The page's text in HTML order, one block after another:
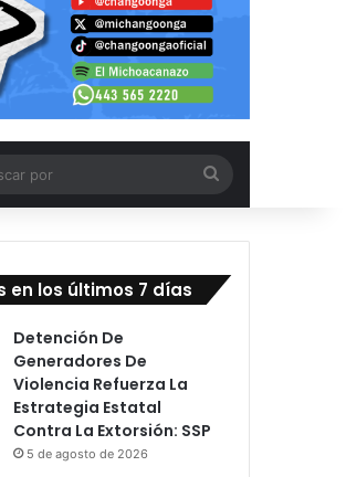
por
en los últimos 7 días
Detención De
Generadores De
Violencia Refuerza La
Estrategia Estatal
Contra La Extorsión: SSP
5 de agosto de 2026